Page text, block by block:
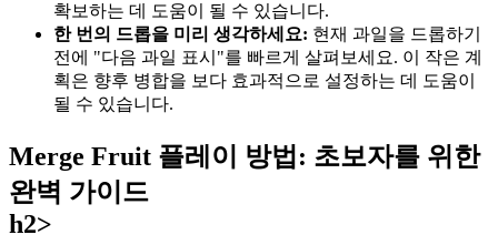
확보하는 데 도움이 될 수 있습니다.
한 번의 드롭을 미리 생각하세요: 현재 과일을 드롭하기
전에 "다음 과일 표시"를 빠르게 살펴보세요. 이 작은 계
획은 향후 병합을 보다 효과적으로 설정하는 데 도움이
될 수 있습니다.
Merge Fruit 플레이 방법: 초보자를 위한
완벽 가이드
h2>